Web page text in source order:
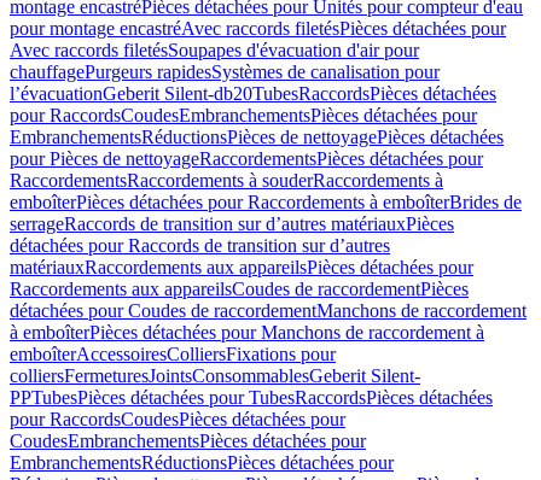
montage encastréPièces détachées pour Unités pour compteur d'eau
pour montage encastréAvec raccords filetésPièces détachées pour
Avec raccords filetésSoupapes d'évacuation d'air pour
chauffagePurgeurs rapidesSystèmes de canalisation pour
l’évacuationGeberit Silent-db20TubesRaccordsPièces détachées
pour RaccordsCoudesEmbranchementsPièces détachées pour
EmbranchementsRéductionsPièces de nettoyagePièces détachées
pour Pièces de nettoyageRaccordementsPièces détachées pour
RaccordementsRaccordements à souderRaccordements à
emboîterPièces détachées pour Raccordements à emboîterBrides de
serrageRaccords de transition sur d’autres matériauxPièces
détachées pour Raccords de transition sur d’autres
matériauxRaccordements aux appareilsPièces détachées pour
Raccordements aux appareilsCoudes de raccordementPièces
détachées pour Coudes de raccordementManchons de raccordement
à emboîterPièces détachées pour Manchons de raccordement à
emboîterAccessoiresColliersFixations pour
colliersFermeturesJointsConsommablesGeberit Silent-
PPTubesPièces détachées pour TubesRaccordsPièces détachées
pour RaccordsCoudesPièces détachées pour
CoudesEmbranchementsPièces détachées pour
EmbranchementsRéductionsPièces détachées pour